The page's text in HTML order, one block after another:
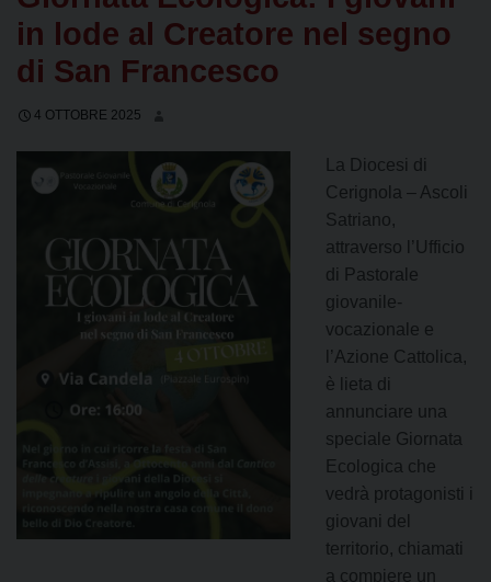
in lode al Creatore nel segno
di San Francesco
4 OTTOBRE 2025
La Diocesi di
Cerignola – Ascoli
Satriano,
attraverso l’Ufficio
di Pastorale
giovanile-
vocazionale e
l’Azione Cattolica,
è lieta di
annunciare una
speciale Giornata
Ecologica che
vedrà protagonisti i
giovani del
territorio, chiamati
a compiere un